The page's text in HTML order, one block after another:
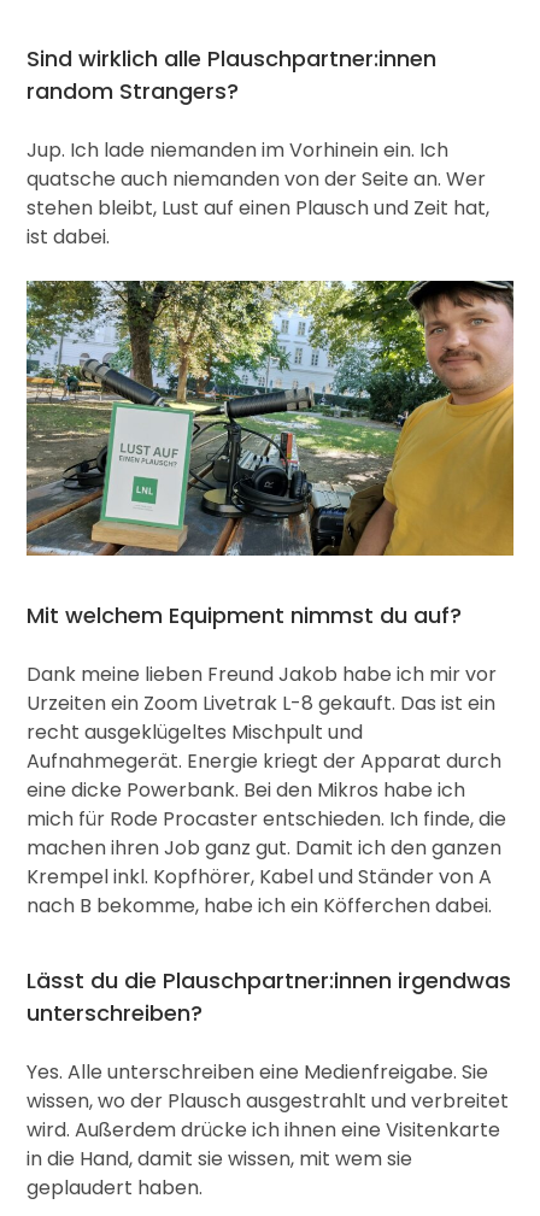
Sind wirklich alle Plauschpartner:innen
random Strangers?
Jup. Ich lade niemanden im Vorhinein ein. Ich
quatsche auch niemanden von der Seite an. Wer
stehen bleibt, Lust auf einen Plausch und Zeit hat,
ist dabei.
Mit welchem Equipment nimmst du auf?
Dank meine lieben Freund Jakob habe ich mir vor
Urzeiten ein Zoom Livetrak L-8 gekauft. Das ist ein
recht ausgeklügeltes Mischpult und
Aufnahmegerät. Energie kriegt der Apparat durch
eine dicke Powerbank. Bei den Mikros habe ich
mich für Rode Procaster entschieden. Ich finde, die
machen ihren Job ganz gut. Damit ich den ganzen
Krempel inkl. Kopfhörer, Kabel und Ständer von A
nach B bekomme, habe ich ein Köfferchen dabei.
Lässt du die Plauschpartner:innen irgendwas
unterschreiben?
Yes. Alle unterschreiben eine Medienfreigabe. Sie
wissen, wo der Plausch ausgestrahlt und verbreitet
wird. Außerdem drücke ich ihnen eine Visitenkarte
in die Hand, damit sie wissen, mit wem sie
geplaudert haben.